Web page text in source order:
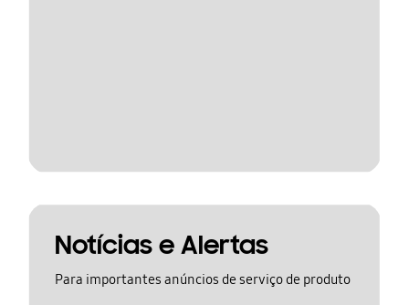
Notícias e Alertas
Para importantes anúncios de serviço de produto